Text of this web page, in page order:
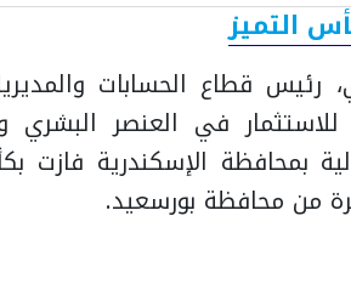
التميز
قطاع الحسابات
في العنصر البشري
بمحافظة الإسكندرية فازت
من محافظة بورسعيد.